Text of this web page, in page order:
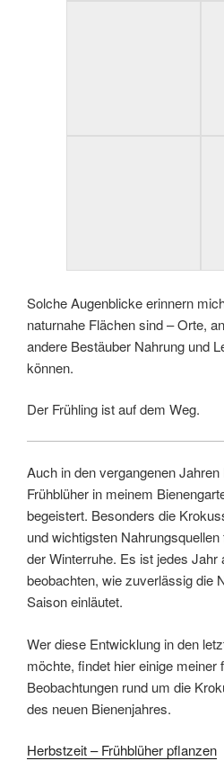
Solche Augenblicke erinnern
naturnahe Flächen sind – Orte,
andere Bestäuber Nahrung und
können.
Der Frühling ist auf dem Weg.
Auch in den vergangenen
Frühblüher in meinem
begeistert. Besonders die
und wichtigsten
der Winterruhe. Es ist jedes
beobachten, wie zuverlässig die
Saison einläutet.
Wer diese Entwicklung in den
möchte, findet hier einige meiner
Beobachtungen rund um die
des neuen Bienenjahres.
Herbstzeit – Frühblüher pflanzen